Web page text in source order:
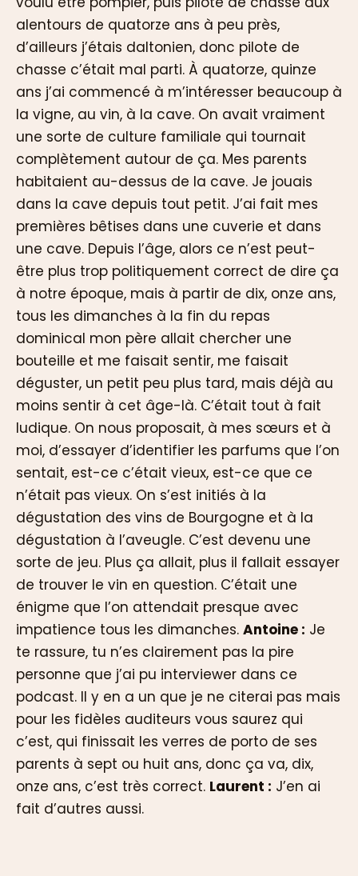
alentours de quatorze ans à peu près,
d’ailleurs j’étais daltonien, donc pilote de
chasse c’était mal parti. À quatorze, quinze
ans j’ai commencé à m’intéresser beaucoup à
la vigne, au vin, à la cave. On avait vraiment
une sorte de culture familiale qui tournait
complètement autour de ça. Mes parents
habitaient au-dessus de la cave. Je jouais
dans la cave depuis tout petit. J’ai fait mes
premières bêtises dans une cuverie et dans
une cave. Depuis l’âge, alors ce n’est peut-
être plus trop politiquement correct de dire ça
à notre époque, mais à partir de dix, onze ans,
tous les dimanches à la fin du repas
dominical mon père allait chercher une
bouteille et me faisait sentir, me faisait
déguster, un petit peu plus tard, mais déjà au
moins sentir à cet âge-là. C’était tout à fait
ludique. On nous proposait, à mes sœurs et à
moi, d’essayer d’identifier les parfums que l’on
sentait, est-ce c’était vieux, est-ce que ce
n’était pas vieux. On s’est initiés à la
dégustation des vins de Bourgogne et à la
dégustation à l’aveugle. C’est devenu une
sorte de jeu. Plus ça allait, plus il fallait essayer
de trouver le vin en question. C’était une
énigme que l’on attendait presque avec
impatience tous les dimanches. Antoine : Je
te rassure, tu n’es clairement pas la pire
personne que j’ai pu interviewer dans ce
podcast. Il y en a un que je ne citerai pas mais
pour les fidèles auditeurs vous saurez qui
c’est, qui finissait les verres de porto de ses
parents à sept ou huit ans, donc ça va, dix,
onze ans, c’est très correct. Laurent : J’en ai
fait d’autres aussi.